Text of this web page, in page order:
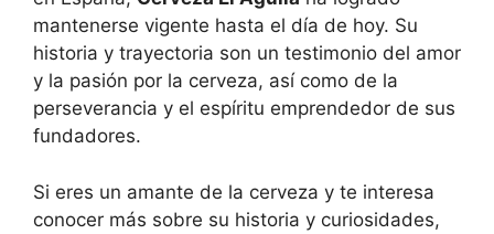
mantenerse vigente hasta el día de hoy. Su
historia y trayectoria son un testimonio del amor
y la pasión por la cerveza, así como de la
perseverancia y el espíritu emprendedor de sus
fundadores.
Si eres un amante de la cerveza y te interesa
conocer más sobre su historia y curiosidades,